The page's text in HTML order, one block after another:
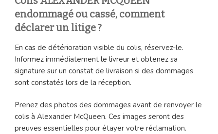
endommagé ou cassé, comment
déclarer un litige ?
En cas de détérioration visible du colis, réservez-le.
Informez immédiatement le livreur et obtenez sa
signature sur un constat de livraison si des dommages
sont constatés lors de la réception.
Prenez des photos des dommages avant de renvoyer le
colis à Alexander McQueen. Ces images seront des
preuves essentielles pour étayer votre réclamation.